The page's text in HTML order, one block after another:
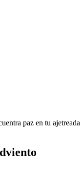
paz en tu